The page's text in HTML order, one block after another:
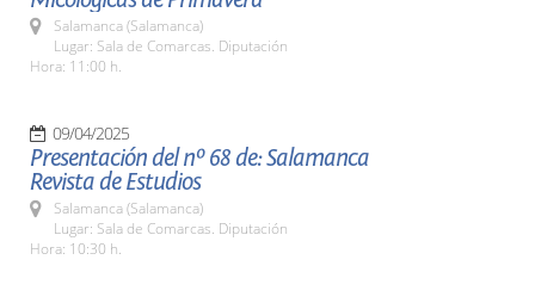
Salamanca (Salamanca)
Lugar: Sala de Comarcas. Diputación
Hora: 11:00 h.
09/04/2025
Presentación del nº 68 de: Salamanca
Revista de Estudios
Salamanca (Salamanca)
Lugar: Sala de Comarcas. Diputación
Hora: 10:30 h.